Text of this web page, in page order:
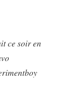
ce soir en